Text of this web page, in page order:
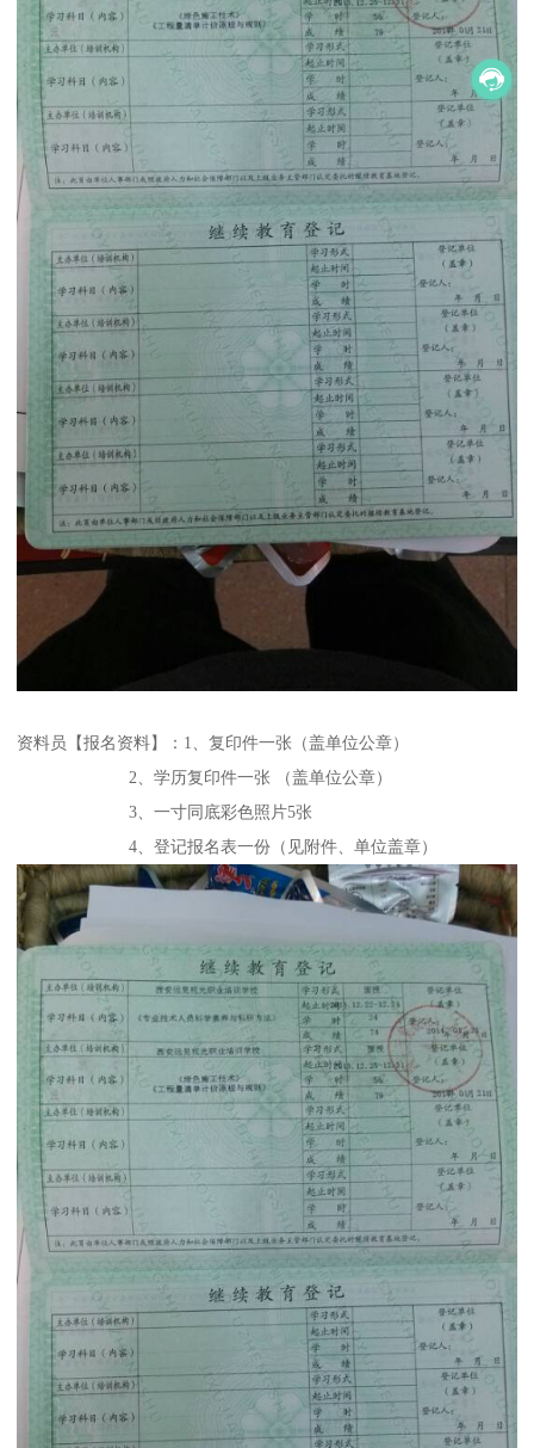
资料员【报名资料】：1、复印件一张（盖单位公章）
2、学历复印件一张 （盖单位公章）
3、一寸同底彩色照片5张
4、登记报名表一份（见附件、单位盖章）